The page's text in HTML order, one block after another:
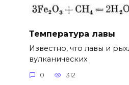
Температура лавы
Известно, что лавы и
вулканических
0 312